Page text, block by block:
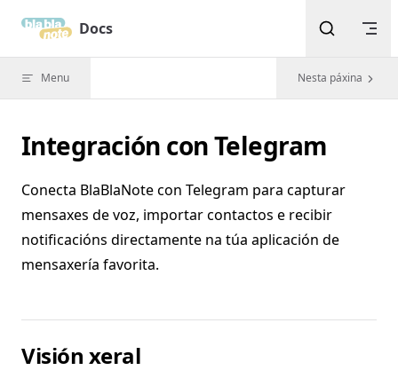
Skip to contentDocs
Menu Nesta páxina
Integración con Telegram
Conecta BlaBlaNote con Telegram para capturar
mensaxes de voz, importar contactos e recibir
notificacións directamente na túa aplicación de
mensaxería favorita.
Visión xeral